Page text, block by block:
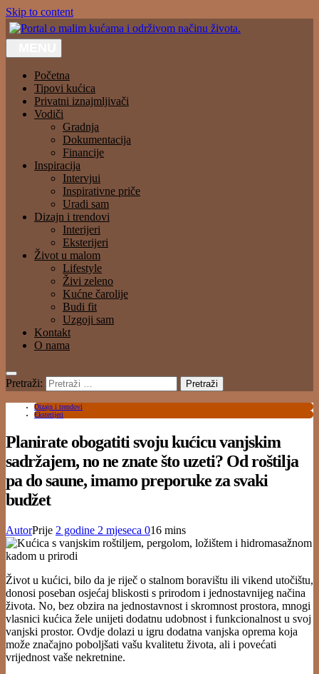
Skip to content
Početna
Tipovi kućica
Privatni iznajmljivači
Vodiči
Gradnja
Dokumentacija
Financije
Inspiracija
Intervjui
Inspirativne priče
Uradi sam
Dizajn i trendovi
Interijeri
Eksterijeri
Život u malom
Lifestyle
Živi zeleno
Kućne čarolije
Budi fit
Uzgoji sam
Kontakt
O nama
Pretraži:
Dizajn i trendovi
Eksterijeri
Planirate obogatiti svoju kućicu vanjskim
sadržajem, no ne znate što uzeti? Od roštilja
pa do saune, imamo preporuke za svaki
budžet
AutorPrije 2 godine 2 mjeseca 016 mins
Život u kućici, bilo da je riječ o stalnom boravištu ili vikend utočištu,
donosi poseban osjećaj bliskosti s prirodom i jednostavnijeg načina
života. No, bez obzira na jednostavnost i skromnost prostora, mnogi
vlasnici kućica žele unijeti dodatnu udobnost i funkcionalnost u svoj
vanjski prostor. Ovdje dolazi u igru dodatna vanjska oprema koja
može značajno poboljšati vašu kvalitetu života, ali i povećati
vrijednost vaše nekretnine.